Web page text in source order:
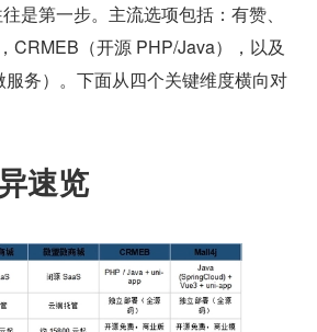
是第一步。主流选项包括：有赞、
CRMEB（开源 PHP/Java），以及
务）。下面从四个关键维度横向对
速览